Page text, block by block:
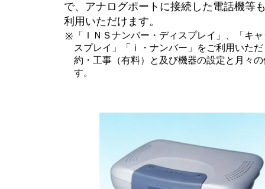
で、アナログポートに接続した電話機等
利用いただけます。
※
「ＩＮＳナンバー・ディスプレイ」、「キ
スプレイ」「ｉ・ナンバー」をご利用いた
約・工事（有料）と及び機器の設定と月々
す。